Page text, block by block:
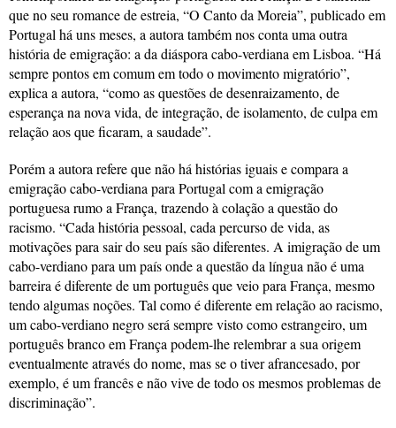
que no seu romance de estreia, “O Canto da Moreia”, publicado em
Portugal há uns meses, a autora também nos conta uma outra
história de emigração: a da diáspora cabo-verdiana em Lisboa. “Há
sempre pontos em comum em todo o movimento migratório”,
explica a autora, “como as questões de desenraizamento, de
esperança na nova vida, de integração, de isolamento, de culpa em
relação aos que ficaram, a saudade”.
Porém a autora refere que não há histórias iguais e compara a
emigração cabo-verdiana para Portugal com a emigração
portuguesa rumo a França, trazendo à colação a questão do
racismo. “Cada história pessoal, cada percurso de vida, as
motivações para sair do seu país são diferentes. A imigração de um
cabo-verdiano para um país onde a questão da língua não é uma
barreira é diferente de um português que veio para França, mesmo
tendo algumas noções. Tal como é diferente em relação ao racismo,
um cabo-verdiano negro será sempre visto como estrangeiro, um
português branco em França podem-lhe relembrar a sua origem
eventualmente através do nome, mas se o tiver afrancesado, por
exemplo, é um francês e não vive de todo os mesmos problemas de
discriminação”.